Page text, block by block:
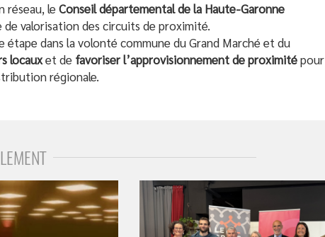
réseau, leConseil départemental de la Haute-Garonne
de valorisation des circuits de proximité.
dans la volonté commune du Grand Marché et du
locauxet de favoriser l’approvisionnement de proximitépour
régionale.